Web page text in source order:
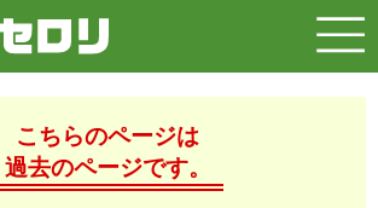
こちらのページは
過去のページです。